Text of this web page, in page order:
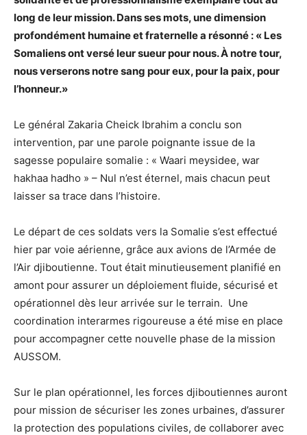
long de leur mission. Dans ses mots, une dimension
profondément humaine et fraternelle a résonné : « Les
Somaliens ont versé leur sueur pour nous. À notre tour,
nous verserons notre sang pour eux, pour la paix, pour
l’honneur.»
Le général Zakaria Cheick Ibrahim a conclu son
intervention, par une parole poignante issue de la
sagesse populaire somalie : « Waari meysidee, war
hakhaa hadho » – Nul n’est éternel, mais chacun peut
laisser sa trace dans l’histoire.
Le départ de ces soldats vers la Somalie s’est effectué
hier par voie aérienne, grâce aux avions de l’Armée de
l’Air djiboutienne. Tout était minutieusement planifié en
amont pour assurer un déploiement fluide, sécurisé et
opérationnel dès leur arrivée sur le terrain. Une
coordination interarmes rigoureuse a été mise en place
pour accompagner cette nouvelle phase de la mission
AUSSOM.
Sur le plan opérationnel, les forces djiboutiennes auront
pour mission de sécuriser les zones urbaines, d’assurer
la protection des populations civiles, de collaborer avec